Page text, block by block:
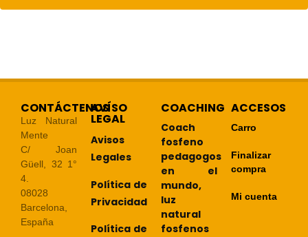
CONTÁCTENOS
Luz Natural
Mente
C/ Joan
Güell, 32 1°
4.
08028
Barcelona,
España
AVÍSO
LEGAL
Avisos
Legales
Política de
Privacidad
Política de
COACHING
Coach
fosfeno
pedagogos
en el
mundo,
luz
natural
fosfenos
ACCESOS
Carro
Finalizar
compra
Mi cuenta